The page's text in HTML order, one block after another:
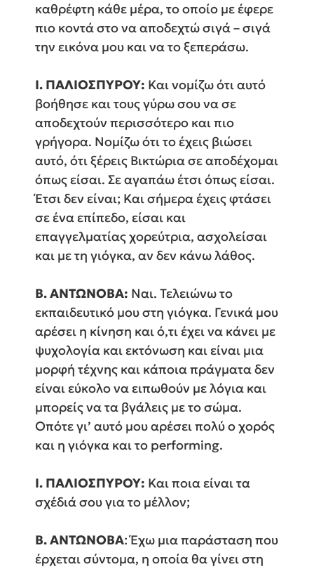
καθρέφτη κάθε μέρα, το οποίο με έφερε
πιο κοντά στο να αποδεχτώ σιγά – σιγά
την εικόνα μου και να το ξεπεράσω.
Ι. ΠΑΛΙΟΣΠΥΡΟΥ: Και νομίζω ότι αυτό
βοήθησε και τους γύρω σου να σε
αποδεχτούν περισσότερο και πιο
γρήγορα. Νομίζω ότι το έχεις βιώσει
αυτό, ότι ξέρεις Βικτώρια σε αποδέχομαι
όπως είσαι. Σε αγαπάω έτσι όπως είσαι.
Έτσι δεν είναι; Και σήμερα έχεις φτάσει
σε ένα επίπεδο, είσαι και
επαγγελματίας χορεύτρια, ασχολείσαι
και με τη γιόγκα, αν δεν κάνω λάθος.
Β. ΑΝΤΩΝΟΒΑ: Ναι. Τελειώνω το
εκπαιδευτικό μου στη γιόγκα. Γενικά μου
αρέσει η κίνηση και ό,τι έχει να κάνει με
ψυχολογία και εκτόνωση και είναι μια
μορφή τέχνης και κάποια πράγματα δεν
είναι εύκολο να ειπωθούν με λόγια και
μπορείς να τα βγάλεις με το σώμα.
Οπότε γι’ αυτό μου αρέσει πολύ ο χορός
και η γιόγκα και το performing.
Ι. ΠΑΛΙΟΣΠΥΡΟΥ: Και ποια είναι τα
σχέδιά σου για το μέλλον;
Β. ΑΝΤΩΝΟΒΑ: Έχω μια παράσταση που
έρχεται σύντομα, η οποία θα γίνει στη